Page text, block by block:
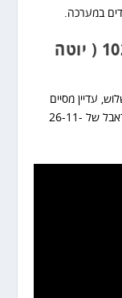
יוטה 115 – אוקלהומה סיטי 102 ( יוטה
למרות 2 מ-9 בלבד לשלוש, עדיין מסיים
עם 50% מהשדה, בדרך ל-26 נקודות וטריפל דאבל של 26-11-